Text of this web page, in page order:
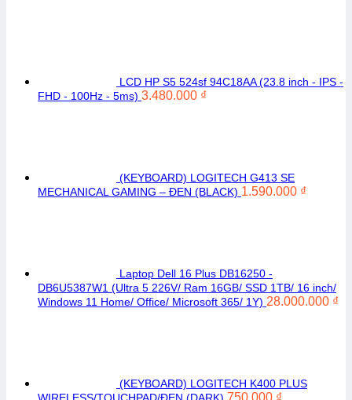
LCD HP S5 524sf 94C18AA (23.8 inch - IPS -
FHD - 100Hz - 5ms) 3.480.000 ₫
(KEYBOARD) LOGITECH G413 SE
MECHANICAL GAMING – ĐEN (BLACK) 1.590.000 ₫
Laptop Dell 16 Plus DB16250 -
DB6U5387W1 (Ultra 5 226V/ Ram 16GB/ SSD 1TB/ 16 inch/
Windows 11 Home/ Office/ Microsoft 365/ 1Y) 28.000.000 ₫
(KEYBOARD) LOGITECH K400 PLUS
750.000 ₫